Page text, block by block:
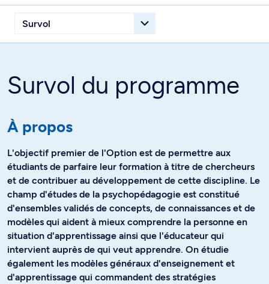
Survol du programme
À propos
L'objectif premier de l'Option est de permettre aux
étudiants de parfaire leur formation à titre de chercheurs
et de contribuer au développement de cette discipline. Le
champ d'études de la psychopédagogie est constitué
d'ensembles validés de concepts, de connaissances et de
modèles qui aident à mieux comprendre la personne en
situation d'apprentissage ainsi que l'éducateur qui
intervient auprès de qui veut apprendre. On étudie
également les modèles généraux d'enseignement et
d'apprentissage qui commandent des stratégies